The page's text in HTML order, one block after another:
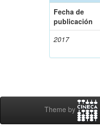
Fecha de
publicación
2017
Theme by